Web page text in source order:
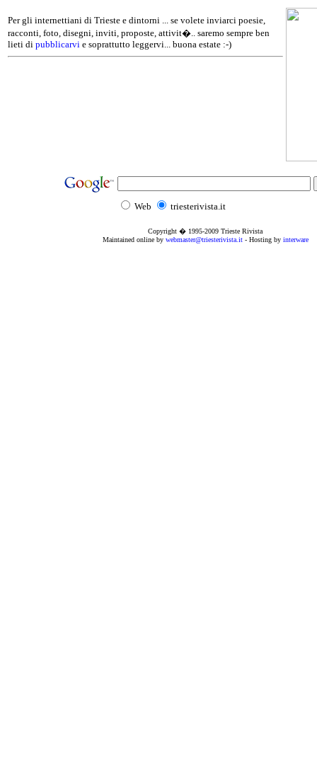
Per gli internettiani di Trieste e dintorni ... se volete inviarci poesie,
racconti, foto, disegni, inviti, proposte, attivit�.. saremo sempre ben
lieti di pubblicarvi e soprattutto leggervi... buona estate :-)
Web triesterivista.it
Copyright � 1995-2009 Trieste Rivista
Maintained online by webmaster@triesterivista.it- Hosting by interware